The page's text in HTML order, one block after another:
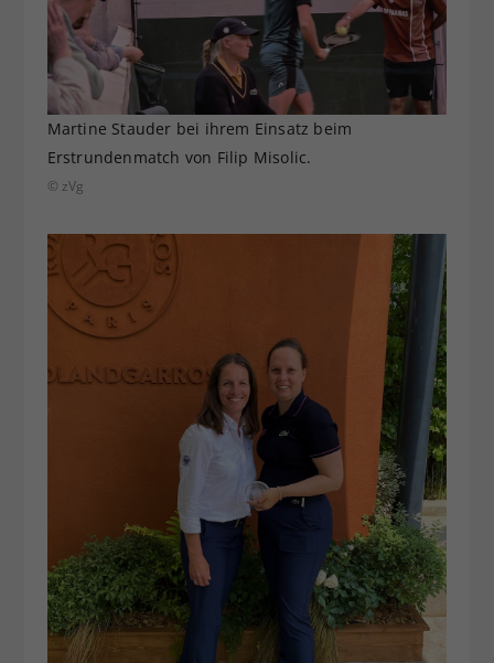
Martine Stauder bei ihrem Einsatz beim
Erstrundenmatch von Filip Misolic.
© zVg